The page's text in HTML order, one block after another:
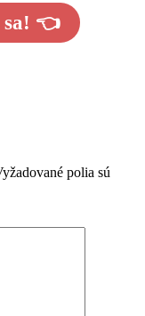
👈
polia sú